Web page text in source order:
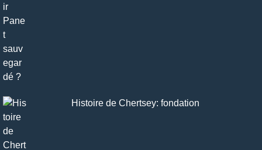
Histoire de Chertsey: fondation